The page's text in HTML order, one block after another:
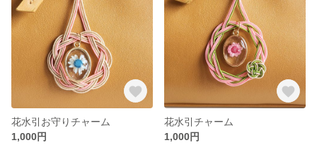
花水引お守りチャーム
1,000円
花水引チャーム
1,000円